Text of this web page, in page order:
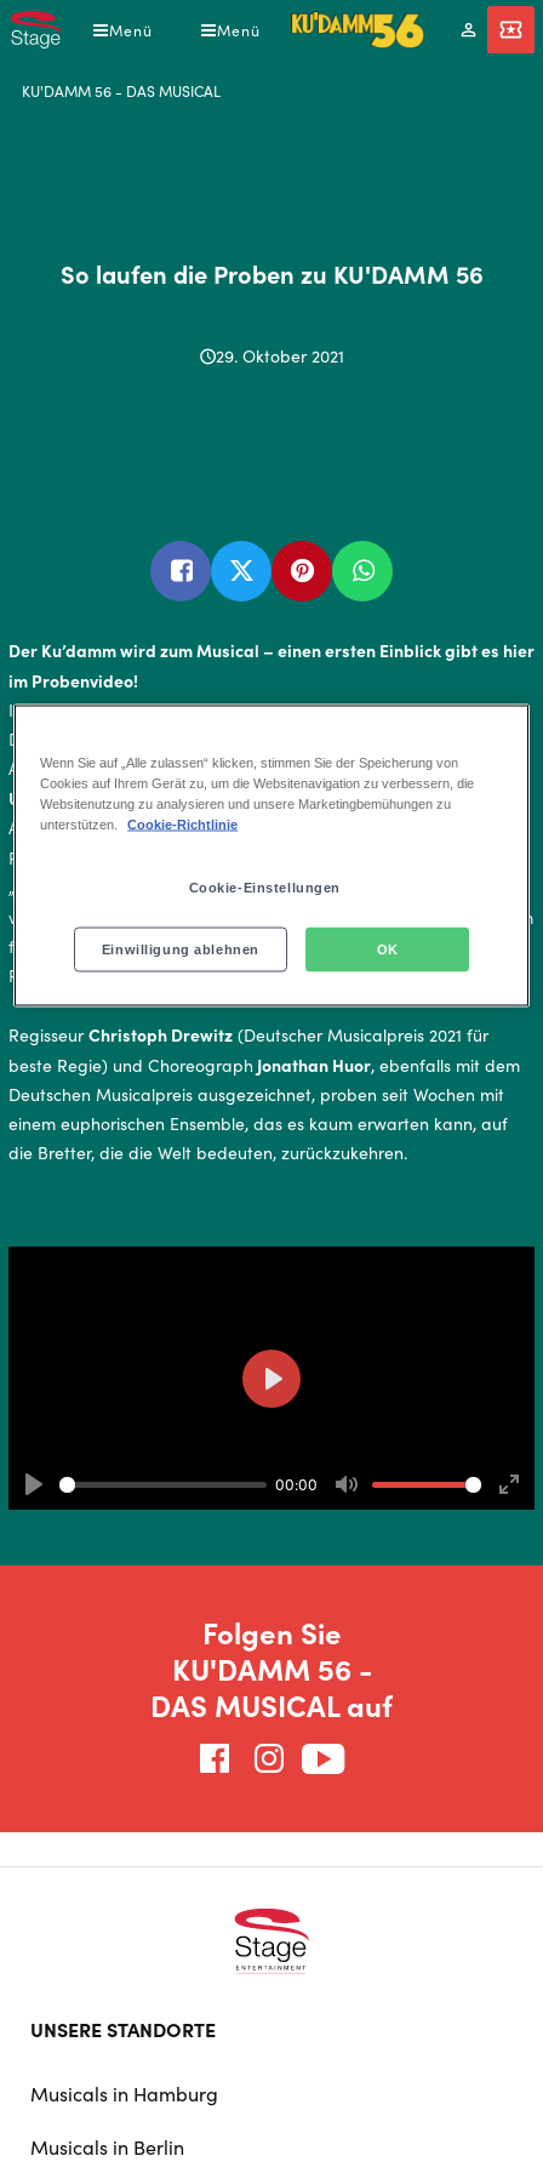
Direkt
zum
Menü Menü
Mein
Konto
Tickets
Pfadnavigation
KU'DAMM 56 - DAS MUSICAL
So laufen die Proben zu KU'DAMM 56
29. Oktober 2021
Der Ku’damm wird zum Musical – einen ersten Einblick gibt es hier
im Probenvideo!
In den letzten Wochen war Ku’damm 56 medial überall präsent:
Der Soundtrack auf Platz 1 der Musicalcharts und die vielen TV-
Auftritte schlugen sich nieder in sensationellen Ticketverkäufen.
Und nun ist es endlich so weit:
Am 28. November feiert die Geschichte der Grimme-
Preisträgerin
„Weißensee“) in Verbund mit der Musik und den Songtexten
von
(sie schreiben unter anderem
für Max Raabe/ Annett Louisan/ Sarah Connor und natürlich
Rosenstolz) ihre lang erwartete Premiere.
RegisseurChristoph Drewitz (Deutscher Musicalpreis 2021 für
beste Regie) und Choreograph Jonathan Huor, ebenfalls mit dem
Deutschen Musicalpreis ausgezeichnet, proben seit Wochen mit
einem euphorischen Ensemble, das es kaum erwarten kann, auf
die Bretter, die die Welt bedeuten, zurückzukehren.
Play
00:00
Mute
Play
Folgen Sie
KU'DAMM 56 -
DAS MUSICAL auf
doormat
UNSERE STANDORTE
Musicals in Hamburg
Musicals in Berlin
Wenn Sie auf „Alle zulassen“ klicken, stimmen Sie der Speicherung von
Cookies auf Ihrem Gerät zu, um die Websitenavigation zu verbessern, die
Websitenutzung zu analysieren und unsere Marketingbemühungen zu
unterstützen.
Cookie-Richtlinie
Cookie-Einstellungen
Einwilligung ablehnen OK